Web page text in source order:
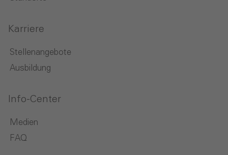
Karriere
Stellenangebote
Ausbildung
Info-Center
Medien
FAQ